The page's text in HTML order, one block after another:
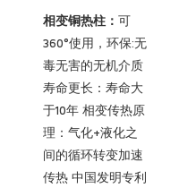
相变铜热柱： 可
360°使用，环保:无
毒无害的无机介质
寿命更长：寿命大
于10年 相变传热原
理：气化+液化之
间的循环转变加速
传热 中国发明专利